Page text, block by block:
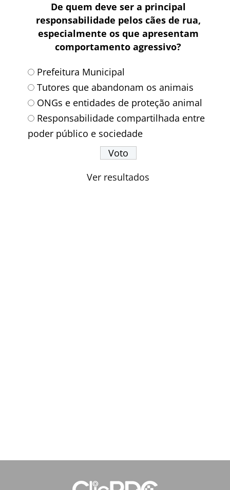
De quem deve ser a principal
responsabilidade pelos cães de rua,
especialmente os que apresentam
comportamento agressivo?
Prefeitura Municipal
Tutores que abandonam os animais
ONGs e entidades de proteção animal
Responsabilidade compartilhada entre
poder público e sociedade
Ver resultados